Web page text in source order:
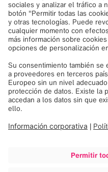
contenido que
su actividad. Por
acepte el servicio
Más
Powered by
See